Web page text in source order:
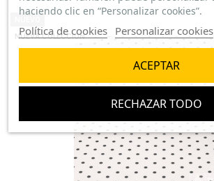
NUEVA COLECCIÓN
haciendo clic en “Personalizar cookies”.
Política de cookies Personalizar cookies
RECHAZAR TODO
ACEPTAR